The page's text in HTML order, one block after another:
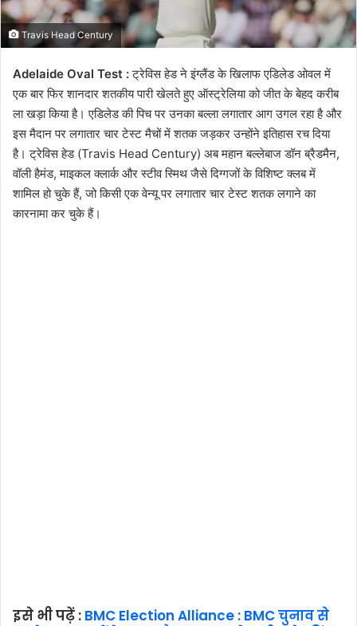
Travis Head Century
Adelaide Oval Test :ट्रेविस हेड ने इंग्लैंड के खिलाफ एडिलेड ओवल में
एक बार फिर शानदार शतकीय पारी खेलते हुए ऑस्ट्रेलिया को जीत के बेहद करीब
ला खड़ा किया है। एडिलेड की पिच पर उनका बल्ला लगातार आग उगल रहा है और
इस मैदान पर लगातार चार टेस्ट मैचों में शतक जड़कर उन्होंने इतिहास रच दिया
है। ट्रेविस हेड (Travis Head Century) अब महान बल्लेबाज डॉन ब्रैडमैन,
वॉली हैमंड, माइकल क्लार्क और स्टीव स्मिथ जैसे दिग्गजों के विशिष्ट क्लब में
शामिल हो चुके हैं, जो किसी एक वेन्यू पर लगातार चार टेस्ट शतक लगाने का
कारनामा कर चुके हैं।
इसे भी पढ़ें : BMC Election Alliance : BMC चुनाव से